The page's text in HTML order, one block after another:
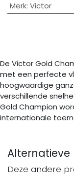
Merk: Victor
De Victor Gold
met een perfecte
hoogwaardige
verschillende
Gold Champion
internationale
Deze andere